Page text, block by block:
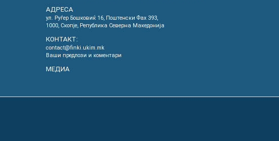
АДРЕСА
ул. Руѓер Бошковиќ 16, Пoштенски Фах 393,
1000, Скопје, Република Северна Македонија
КОНТАКТ:
contact@finki.ukim.mk
Ваши предлози и коментари
МЕДИА